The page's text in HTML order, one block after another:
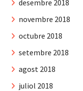
desembre 2018
novembre 2018
octubre 2018
setembre 2018
agost 2018
juliol 2018